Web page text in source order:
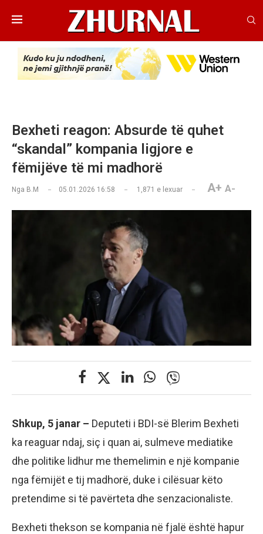
Bexheti reagon: Absurde të quhet
“skandal” kompania ligjore e
fëmijëve të mi madhorë
Nga B.M 05.01.2026 16:58 1,871 e lexuar A+ A-
Shkup, 5 janar – Deputeti i BDI-së Blerim Bexheti
ka reaguar ndaj, siç i quan ai, sulmeve mediatike
dhe politike lidhur me themelimin e një kompanie
nga fëmijët e tij madhorë, duke i cilësuar këto
pretendime si të pavërteta dhe senzacionaliste.
Bexheti thekson se kompania në fjalë është hapur